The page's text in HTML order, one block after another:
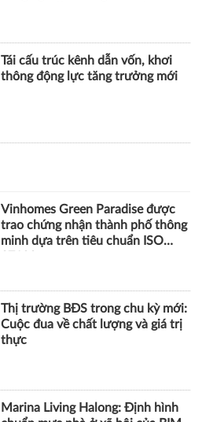
Tái cấu trúc kênh dẫn vốn, khơi
thông động lực tăng trưởng mới
Vinhomes Green Paradise được
trao chứng nhận thành phố thông
minh dựa trên tiêu chuẩn ISO
Thị trường BĐS trong chu kỳ mới:
Cuộc đua về chất lượng và giá trị
thực
Marina Living Halong: Định hình